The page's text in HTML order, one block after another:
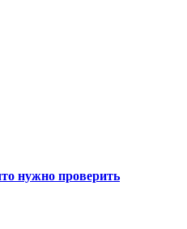
нужно проверить